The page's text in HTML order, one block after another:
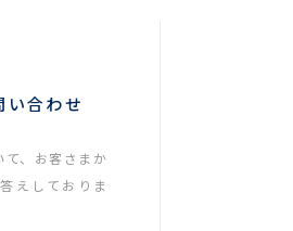
い合わせ
、お客さまか
えしておりま